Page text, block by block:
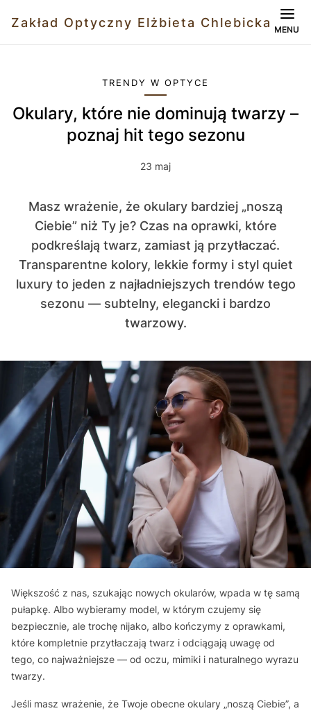
Zakład Optyczny Elżbieta Chlebicka MENU
TRENDY W OPTYCE
Okulary, które nie dominują twarzy –
poznaj hit tego sezonu
23 maj
Masz wrażenie, że okulary bardziej „noszą
Ciebie” niż Ty je? Czas na oprawki, które
podkreślają twarz, zamiast ją przytłaczać.
Transparentne kolory, lekkie formy i styl quiet
luxury to jeden z najładniejszych trendów tego
sezonu — subtelny, elegancki i bardzo
twarzowy.
Większość z nas, szukając nowych okularów, wpada w tę samą
pułapkę. Albo wybieramy model, w którym czujemy się
bezpiecznie, ale trochę nijako, albo kończymy z oprawkami,
które kompletnie przytłaczają twarz i odciągają uwagę od
tego, co najważniejsze — od oczu, mimiki i naturalnego wyrazu
twarzy.
Jeśli masz wrażenie, że Twoje obecne okulary „noszą Ciebie”, a